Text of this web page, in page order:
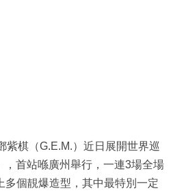
紫棋（G.E.M.）近日展開世界巡
，首站喺廣州舉行，一連3場全場
多個靚爆造型，其中最特別一定